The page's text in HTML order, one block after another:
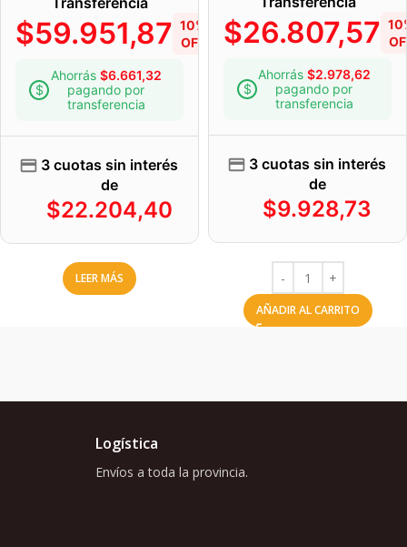
$59.951,87 10%
OFF
Ahorrás $6.661,32
pagando por
transferencia
3 cuotas sin interés
de
$22.204,40
LEER MÁS
$26.807,57
Ahorrás $2.978,62
pagando por
transferencia
3 cuotas sin interés
de
$9.928,73
AÑADIR AL CARRITO
Logística
Envíos a toda la provincia.